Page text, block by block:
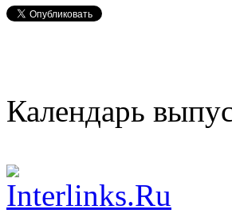
Календарь